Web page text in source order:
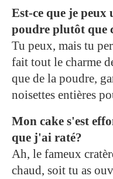
Est-ce que je peux
poudre plutôt que
Tu peux, mais tu
fait tout le charme
que de la poudre,
noisettes entières
Mon cake s'est
que j'ai raté?
Ah, le fameux
chaud, soit tu as